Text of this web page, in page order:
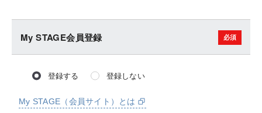
My STAGE会員登録
登録する 登録しない
My STAGE（会員サイト）とは